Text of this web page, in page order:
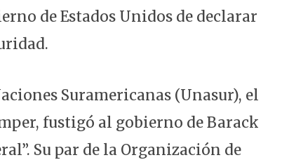
de Estados Unidos de declarar
Suramericanas (Unasur), el
fustigó al gobierno de Barack
Su par de la Organización de